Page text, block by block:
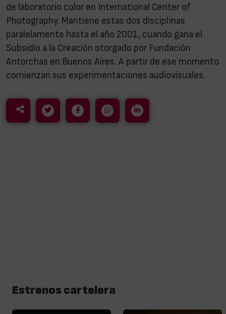
de laboratorio color en International Center of
Photography. Mantiene estas dos disciplinas
paralelamente hasta el año 2001, cuando gana el
Subsidio a la Creación otorgado por Fundación
Antorchas en Buenos Aires. A partir de ese momento
comienzan sus experimentaciones audiovisuales.
Estrenos cartelera